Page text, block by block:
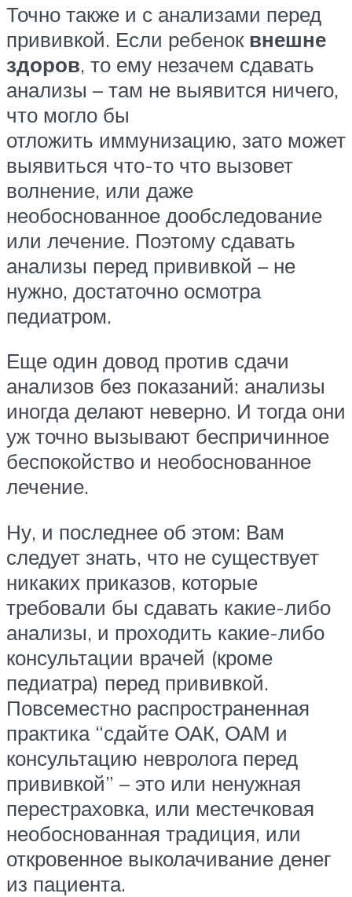
Точно также и с анализами перед
прививкой. Если ребенок внешне
здоров, то ему незачем сдавать
анализы – там не выявится ничего,
что могло бы
отложить иммунизацию, зато может
выявиться что-то что вызовет
волнение, или даже
необоснованное дообследование
или лечение. Поэтому сдавать
анализы перед прививкой – не
нужно, достаточно осмотра
педиатром.
Еще один довод против сдачи
анализов без показаний: анализы
иногда делают неверно. И тогда они
уж точно вызывают беспричинное
беспокойство и необоснованное
лечение.
Ну, и последнее об этом: Вам
следует знать, что не существует
никаких приказов, которые
требовали бы сдавать какие-либо
анализы, и проходить какие-либо
консультации врачей (кроме
педиатра) перед прививкой.
Повсеместно распространенная
практика “сдайте ОАК, ОАМ и
консультацию невролога перед
прививкой” – это или ненужная
перестраховка, или местечковая
необоснованная традиция, или
откровенное выколачивание денег
из пациента.